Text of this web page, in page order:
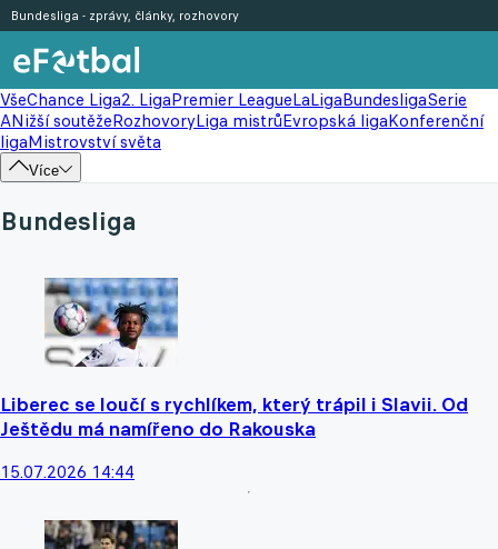
VšeChance Liga2. LigaPremier LeagueLaLigaBundesligaSerie
ANižší soutěžeRozhovoryLiga mistrůEvropská ligaKonferenční
ligaMistrovství světa
Více
Bundesliga - zprávy, články, rozhovory
Bundesliga
Liberec se loučí s rychlíkem, který trápil i Slavii. Od
Ještědu má namířeno do Rakouska
15.07.2026 14:44